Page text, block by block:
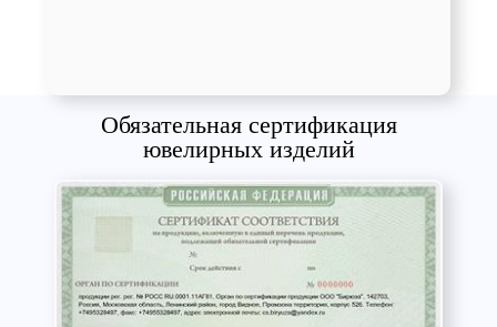
Обязательная сертификация
ювелирных изделий